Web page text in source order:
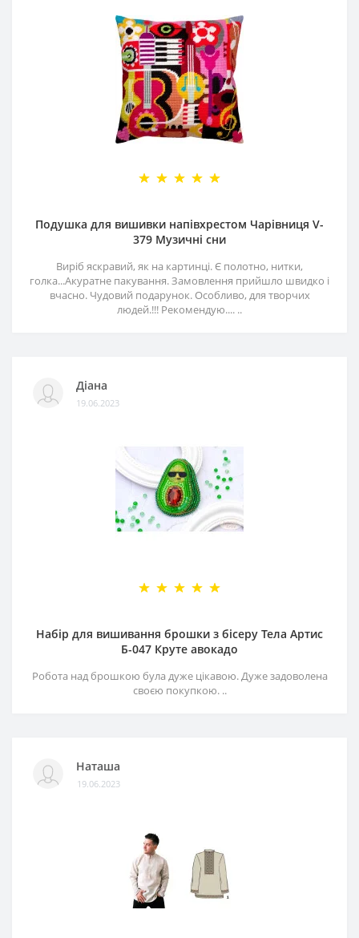
Подушка для вишивки напівхрестом Чарівниця V-
379 Музичні сни
Виріб яскравий, як на картинці. Є полотно, нитки,
голка...Акуратне пакування. Замовлення прийшло швидко і
вчасно. Чудовий подарунок. Особливо, для творчих
людей.!!! Рекомендую.... ..
Діана
19.06.2023
Набір для вишивання брошки з бісеру Тела Артис
Б-047 Круте авокадо
Робота над брошкою була дуже цікавою. Дуже задоволена
своєю покупкою. ..
Наташа
19.06.2023